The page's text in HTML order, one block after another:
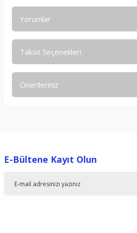
Yorumlar
Taksit Seçenekleri
Önerileriniz
Ürün resmi kalitesiz, bozuk veya
E-Bültene Kayıt Olun